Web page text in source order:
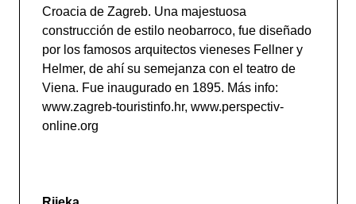
Croacia de ‎Zagreb. Una majestuosa
construcción de estilo neobarroco, fue diseñado
por los famosos arquitectos vieneses Fellner y
Helmer, de ahí su semejanza con el teatro de
Viena. Fue inaugurado en 1895. Más info:
www.zagreb-touristinfo.hr, www.perspectiv-
online.org